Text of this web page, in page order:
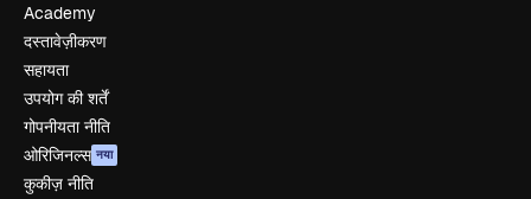
Academy
दस्तावेज़ीकरण
सहायता
उपयोग की शर्तें
गोपनीयता नीति
ओरिजिनल्स नया
कुकीज़ नीति